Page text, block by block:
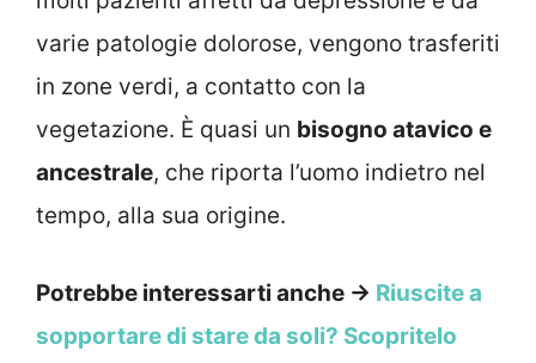
varie patologie dolorose, vengono trasferiti
in zone verdi, a contatto con la
vegetazione. È quasi un bisogno atavico e
ancestrale, che riporta l’uomo indietro nel
tempo, alla sua origine.
Potrebbe interessarti anche → Riuscite a
sopportare di stare da soli? Scopritelo